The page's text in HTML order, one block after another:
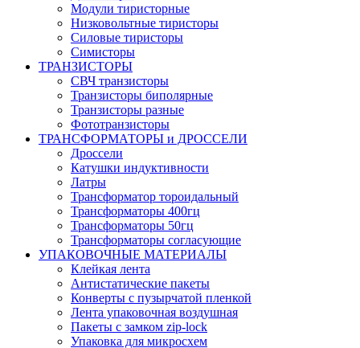
Модули тиристорные
Низковольтные тиристоры
Силовые тиристоры
Симисторы
ТРАНЗИСТОРЫ
СВЧ транзисторы
Транзисторы биполярные
Транзисторы разные
Фототранзисторы
ТРАНСФОРМАТОРЫ и ДРОССЕЛИ
Дроссели
Катушки индуктивности
Латры
Трансформатор тороидальный
Трансформаторы 400гц
Трансформаторы 50гц
Трансформаторы согласующие
УПАКОВОЧНЫЕ МАТЕРИАЛЫ
Клейкая лента
Антистатические пакеты
Конверты с пузырчатой пленкой
Лента упаковочная воздушная
Пакеты с замком zip-lock
Упаковка для микросхем